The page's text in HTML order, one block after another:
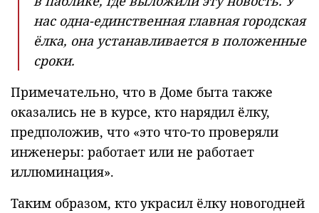
нас одна-единственная главная городская
ёлка, она устанавливается в положенные
сроки.
Примечательно, что в Доме быта также
оказались не в курсе, кто нарядил ёлку,
предположив, что «это что-то проверяли
инженеры: работает или не работает
иллюминация».
Таким образом, кто украсил ёлку новогодней